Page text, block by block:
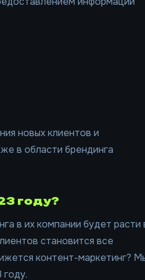
новых клиентов и
в области брендинга
году?
в их компании будет расти
становится все
контент-маркетинг?
году.